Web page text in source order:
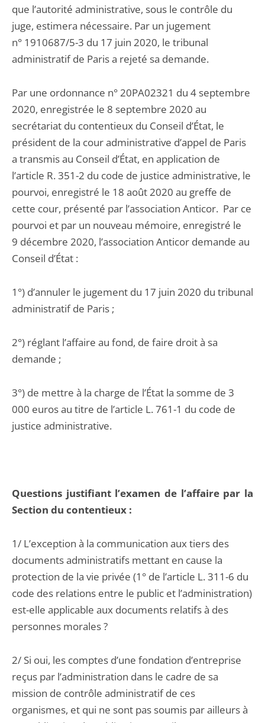
que l’autorité administrative, sous le contrôle du
juge, estimera nécessaire. Par un jugement
n° 1910687/5-3 du 17 juin 2020, le tribunal
administratif de Paris a rejeté sa demande.
Par une ordonnance n° 20PA02321 du 4 septembre
2020, enregistrée le 8 septembre 2020 au
secrétariat du contentieux du Conseil d’État, le
président de la cour administrative d’appel de Paris
a transmis au Conseil d’État, en application de
l’article R. 351-2 du code de justice administrative, le
pourvoi, enregistré le 18 août 2020 au greffe de
cette cour, présenté par l’association Anticor. Par ce
pourvoi et par un nouveau mémoire, enregistré le
9 décembre 2020, l’association Anticor demande au
Conseil d’État :
1°) d’annuler le jugement du 17 juin 2020 du tribunal
administratif de Paris ;
2°) réglant l’affaire au fond, de faire droit à sa
demande ;
3°) de mettre à la charge de l’État la somme de 3
000 euros au titre de l’article L. 761-1 du code de
justice administrative.
Questions justifiant l’examen de l’affaire par la
Section du contentieux :
1/ L’exception à la communication aux tiers des
documents administratifs mettant en cause la
protection de la vie privée (1° de l’article L. 311-6 du
code des relations entre le public et l’administration)
est-elle applicable aux documents relatifs à des
personnes morales ?
2/ Si oui, les comptes d’une fondation d’entreprise
reçus par l’administration dans le cadre de sa
mission de contrôle administratif de ces
organismes, et qui ne sont pas soumis par ailleurs à